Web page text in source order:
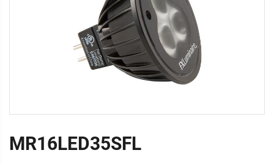
MR16LED35SFL